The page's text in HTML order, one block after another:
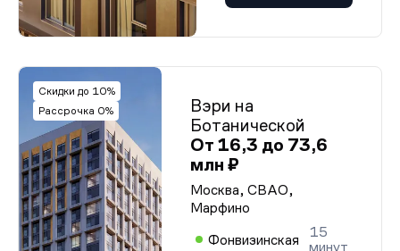
Скидки до 10%
Рассрочка 0%
Вэри на
Ботанической
От 16,3 до 73,6
млн ₽
Москва, СВАО,
Марфино
Фонвизинская
15
минут